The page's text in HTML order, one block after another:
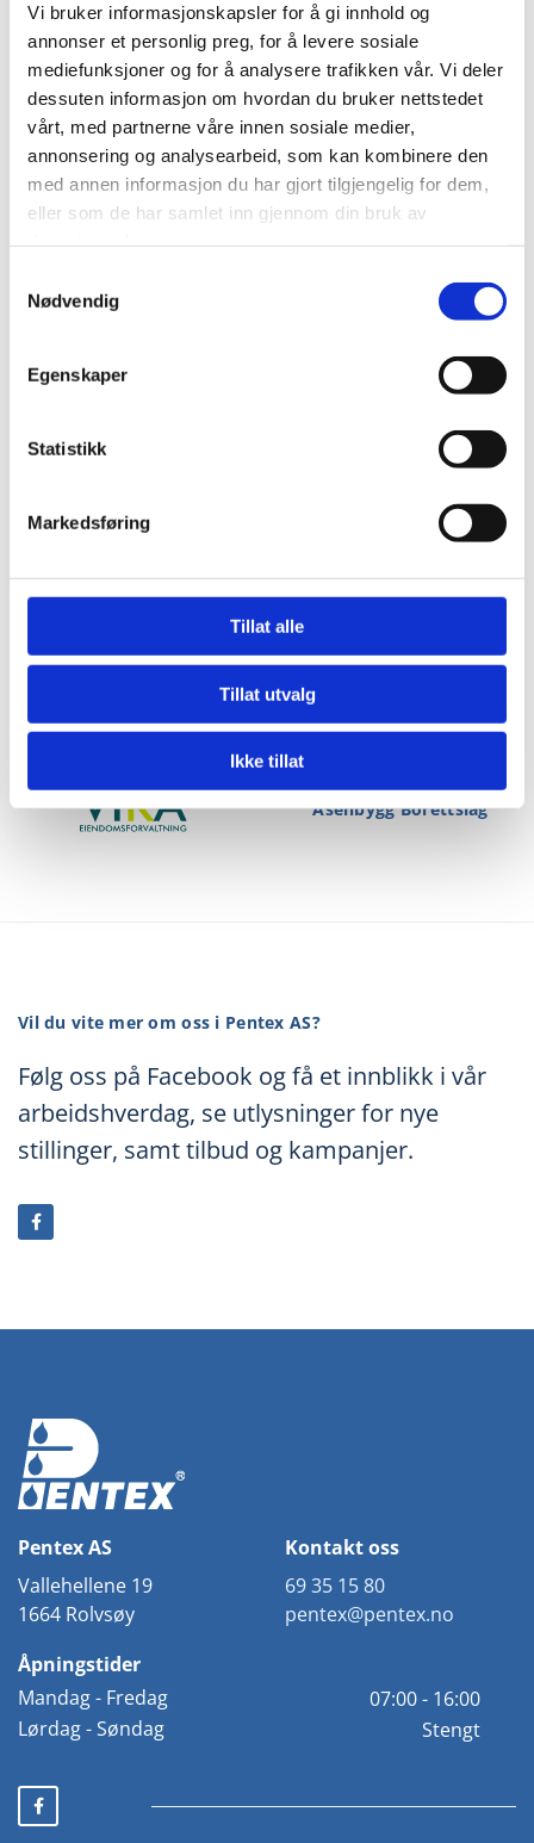
Vi bruker informasjonskapsler for å gi innhold og
annonser et personlig preg, for å levere sosiale
mediefunksjoner og for å analysere trafikken vår. Vi deler
dessuten informasjon om hvordan du bruker nettstedet
vårt, med partnerne våre innen sosiale medier,
annonsering og analysearbeid, som kan kombinere den
med annen informasjon du har gjort tilgjengelig for dem,
eller som de har samlet inn gjennom din bruk av
Nødvendig
Egenskaper
Statistikk
Markedsføring
Tillat alle
Tillat utvalg
Ikke tillat
Knausen Borettslag
Kolsrud AS
Borettslag
Åsenbygg Borettslag
Vil du vite mer om oss i Pentex AS?
Følg oss på Facebook og få et innblikk i vår
arbeidshverdag, se utlysninger for nye
stillinger, samt tilbud og kampanjer.
Pentex AS
Vallehellene 19
1664 Rolvsøy
Kontakt oss
69 35 15 80
pentex@pentex.no
Åpningstider
Mandag - Fredag
07:00 - 16:00
Lørdag - Søndag
Stengt